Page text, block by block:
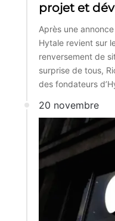
projet et
Après une
Hytale revient sur
renversement de
surprise de tous,
des fondateurs
20 novembre